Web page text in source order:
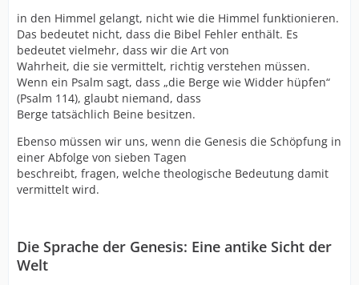
in den Himmel gelangt, nicht wie die Himmel funktionieren.
Das bedeutet nicht, dass die Bibel Fehler enthält. Es
bedeutet vielmehr, dass wir die Art von
Wahrheit, die sie vermittelt, richtig verstehen müssen.
Wenn ein Psalm sagt, dass „die Berge wie Widder hüpfen“
(Psalm 114), glaubt niemand, dass
Berge tatsächlich Beine besitzen.
Ebenso müssen wir uns, wenn die Genesis die Schöpfung in
einer Abfolge von sieben Tagen
beschreibt, fragen, welche theologische Bedeutung damit
vermittelt wird.
Die Sprache der Genesis: Eine antike Sicht der
Welt